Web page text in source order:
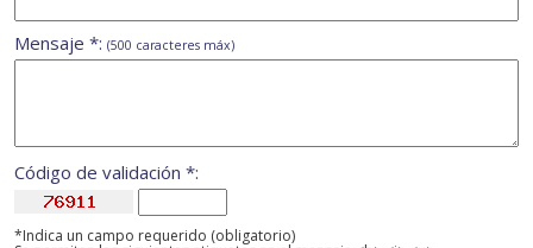
Mensaje *: (500 caracteres máx)
Código de validación *:
*Indica un campo requerido (obligatorio)